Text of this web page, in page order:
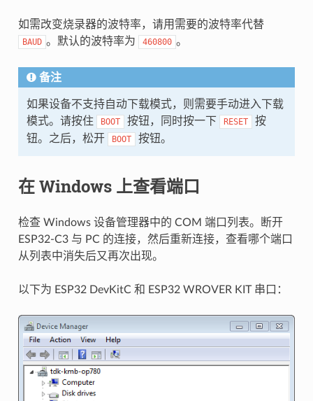
如需改变烧录器的波特率，请用需要的波特率代替
BAUD 。默认的波特率为 460800 。
备注
如果设备不支持自动下载模式，则需要手动进入下载
模式。请按住
BOOT 按钮，同时按一下 RESET
按
钮。之后，松开
BOOT 按钮。
在 Windows 上查看端口
检查 Windows 设备管理器中的 COM 端口列表。断开
ESP32-C3 与 PC 的连接，然后重新连接，查看哪个端口
从列表中消失后又再次出现。
以下为 ESP32 DevKitC 和 ESP32 WROVER KIT 串口：